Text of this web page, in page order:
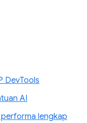
DevTools
AI
lengkap